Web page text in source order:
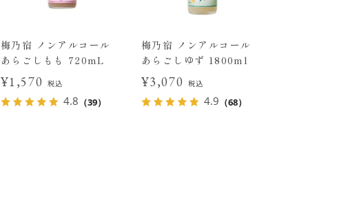
梅乃宿 ノンアルコール
あらごしもも 720mL
¥1,570 税込
4.8 （39）
梅乃宿 ノンアルコール
あらごしゆず 1800ml
¥3,070 税込
4.9 （68）